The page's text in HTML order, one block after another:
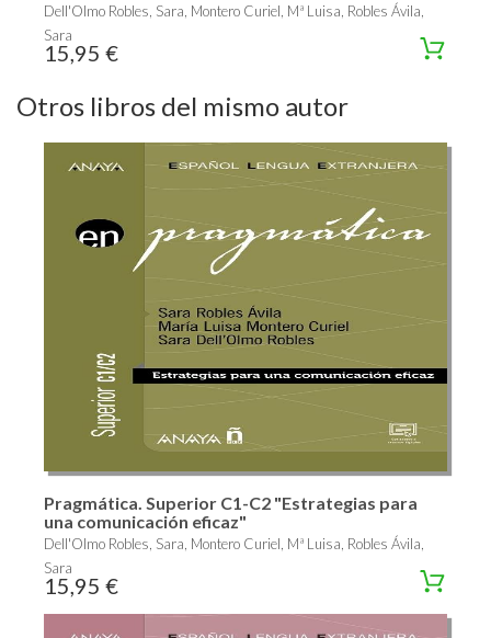
Dell'Olmo Robles, Sara, Montero Curiel, Mª Luisa, Robles Ávila,
Sara
15,95 €
Otros libros del mismo autor
Pragmática. Superior C1-C2 "Estrategias para
una comunicación eficaz"
Dell'Olmo Robles, Sara, Montero Curiel, Mª Luisa, Robles Ávila,
Sara
15,95 €